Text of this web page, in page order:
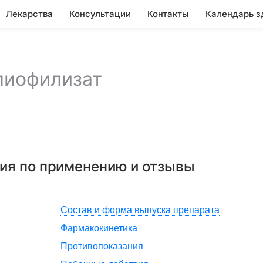
Лекарства Консультации Контакты Календарь
по применению и отзывы
Состав и форма выпуска препарата
Фармакокинетика
Противопоказания